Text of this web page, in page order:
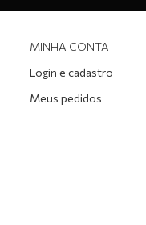
MINHA CONTA
Login e cadastro
Meus pedidos